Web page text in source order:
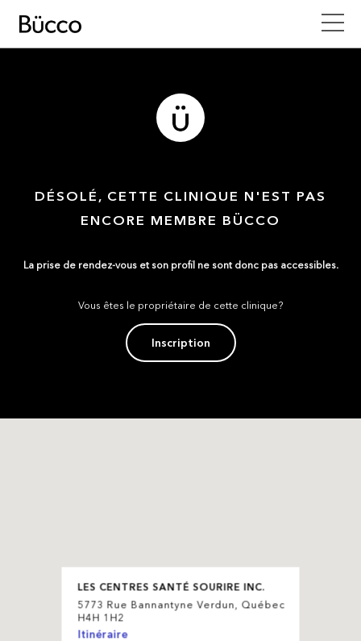
DÉSOLÉ, CETTE CLINIQUE N'EST PAS
ENCORE MEMBRE BÜCCO
La prise de rendez-vous et son profil ne sont donc pas accessibles.
Vous êtes le propriétaire de cette clinique?
Inscription
LES CENTRES SANTÉ SOURIRE INC.
5773 Rue Bannantyne Verdun, Québec
H4H 1H2
Itinéraire